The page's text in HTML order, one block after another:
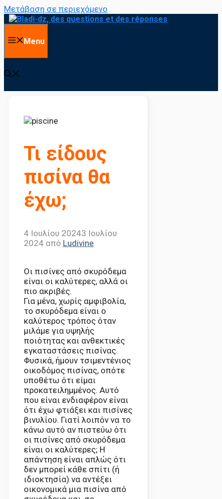
Μετάβαση σε περιεχόμενο
Menu
Τι είδους
πισίνα θα
έχω;
4 Ιουλίου 20243 Ιουλίου
2024 από Ludivine
Οι πισίνες από σκυρόδεμα
είναι οι καλύτερες, αλλά οι
πιο ακριβές.
Για μένα, χωρίς αμφιβολία,
το σκυρόδεμα είναι ο
καλύτερος τρόπος όταν
μιλάμε για υψηλής
ποιότητας και ανθεκτικές
εγκαταστάσεις πισίνας.
Φυσικά, ήμουν τσιμεντένιος
οικοδόμος πισίνας, οπότε
υποθέτω ότι είμαι
προκατειλημμένος. Αυτό
που είναι ενδιαφέρον είναι
ότι έχω φτιάξει και πισίνες
βινυλίου. Γιατί λοιπόν να το
κάνω αυτό αν πιστεύω ότι
οι πισίνες από σκυρόδεμα
είναι οι καλύτερες; Η
απάντηση είναι απλώς ότι
δεν μπορεί κάθε σπίτι (ή
ιδιοκτησία) να αντέξει
οικονομικά μια πισίνα από